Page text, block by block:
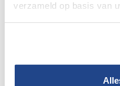
verzameld op basis van